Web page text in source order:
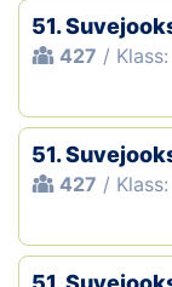
51.
427 /
51.
427 /